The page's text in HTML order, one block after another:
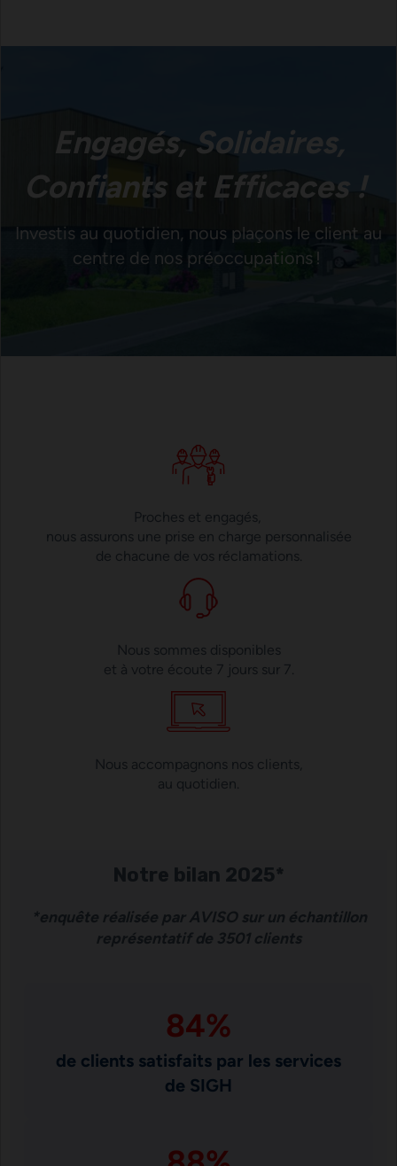
Engagés, Solidaires,
Confiants et Efficaces !
Investis au quotidien, nous plaçons le client au
centre de nos préoccupations !
Proches et engagés,
nous assurons une prise en charge personnalisée
de chacune de vos réclamations.
Nous sommes disponibles
et à votre écoute 7 jours sur 7.
Nous accompagnons nos clients,
au quotidien.
Notre bilan 2025*
*enquête réalisée par AVISO sur un échantillon
représentatif de 3501 clients
84%
de clients satisfaits par les services
de SIGH